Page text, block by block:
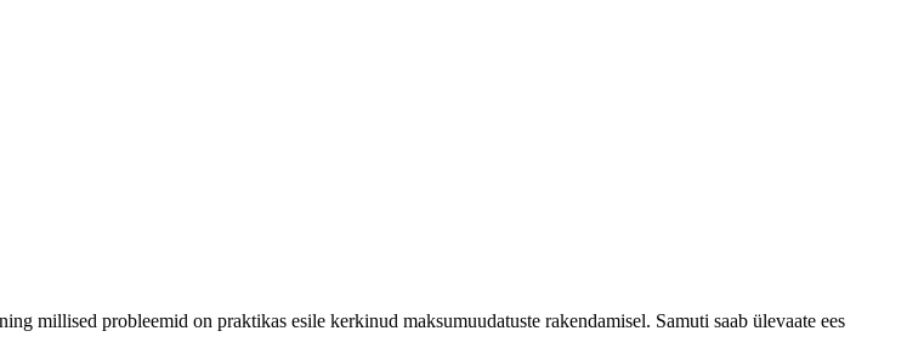
millised probleemid on praktikas esile kerkinud maksumuudatuste rakendamisel. Samuti saab ülevaate ees